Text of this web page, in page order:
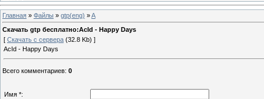
Главная » Файлы » gtp(eng) »A
Скачать gtp бесплатно:AcId - Happy Days
[ Скачать с сервера (32.8 Kb) ]
AcId - Happy Days
Всего комментариев: 0
Имя *: